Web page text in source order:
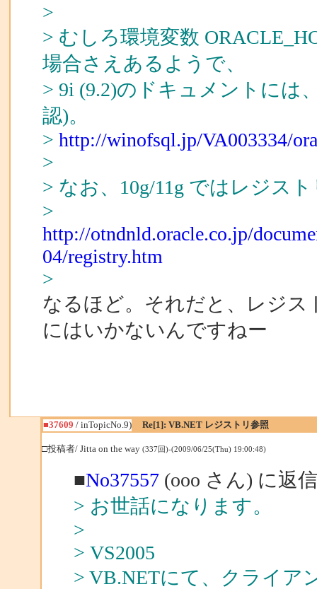
>
> むしろ環境変数
場合さえあるようで、
> 9i (9.2)のドキュメントには
認)。
> http://winofsql.jp/VA003334/
>
> なお、10g/11g ではレジス
>
http://otndnld.oracle.co.jp/
04/registry.htm
>
なるほど。それだと、レジ
にはいかないんですねー
■37609 / inTopicNo.9) Re[1]: VB.NET レジストリ参照
□投稿者/ Jitta on the way (337回)-(2009/06/25(Thu) 19:00:48)
■No37557(ooo さん) に返信
> お世話になります。
>
> VS2005
> VB.NETにて、クライア